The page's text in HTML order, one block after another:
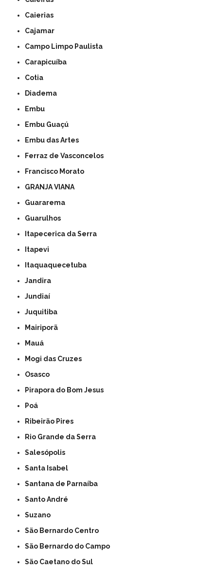
Caierias
Cajamar
Campo Limpo Paulista
Carapicuíba
Cotia
Diadema
Embu
Embu Guaçú
Embu das Artes
Ferraz de Vasconcelos
Francisco Morato
GRANJA VIANA
Guararema
Guarulhos
Itapecerica da Serra
Itapevi
Itaquaquecetuba
Jandira
Jundiaí
Juquitiba
Mairiporã
Mauá
Mogi das Cruzes
Osasco
Pirapora do Bom Jesus
Poá
Ribeirão Pires
Rio Grande da Serra
Salesópolis
Santa Isabel
Santana de Parnaíba
Santo André
Suzano
São Bernardo Centro
São Bernardo do Campo
São Caetano do Sul